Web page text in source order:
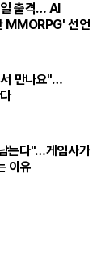
출격… AI
MMORPG' 선언
만나요"…
는다"…게임사가
이유